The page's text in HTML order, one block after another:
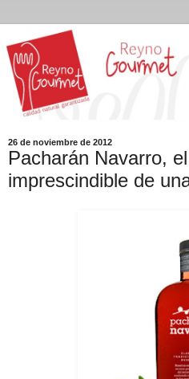
26 de noviembre de 2012
Pacharán Navarro,
imprescindible de